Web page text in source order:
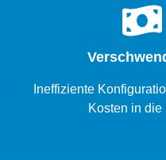
Ineffiziente
Kosten in die